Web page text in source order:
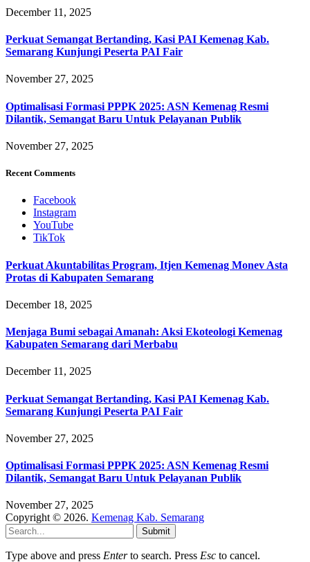
December 11, 2025
Perkuat Semangat Bertanding, Kasi PAI Kemenag Kab.
Semarang Kunjungi Peserta PAI Fair
November 27, 2025
Optimalisasi Formasi PPPK 2025: ASN Kemenag Resmi
Dilantik, Semangat Baru Untuk Pelayanan Publik
November 27, 2025
Recent Comments
Facebook
Instagram
YouTube
TikTok
Perkuat Akuntabilitas Program, Itjen Kemenag Monev Asta
Protas di Kabupaten Semarang
December 18, 2025
Menjaga Bumi sebagai Amanah: Aksi Ekoteologi Kemenag
Kabupaten Semarang dari Merbabu
December 11, 2025
Perkuat Semangat Bertanding, Kasi PAI Kemenag Kab.
Semarang Kunjungi Peserta PAI Fair
November 27, 2025
Optimalisasi Formasi PPPK 2025: ASN Kemenag Resmi
Dilantik, Semangat Baru Untuk Pelayanan Publik
November 27, 2025
Copyright © 2026. Kemenag Kab. Semarang
Submit
Type above and press Enterto search. Press Esc to cancel.